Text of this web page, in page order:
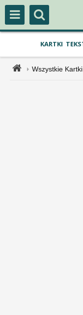
KARTKI
Wszystkie Kartki